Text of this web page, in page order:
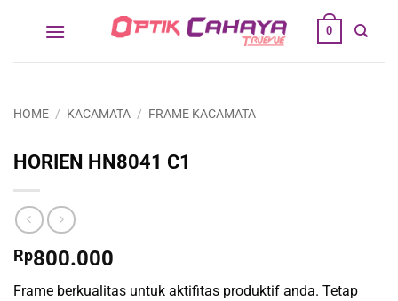
0
HOME / KACAMATA / FRAME KACAMATA
HORIEN HN8041 C1
Rp800.000
Frame berkualitas untuk aktifitas produktif anda. Tetap